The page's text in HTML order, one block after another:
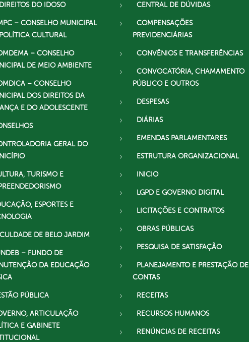
DO IDOSO
– CONSELHO MUNICIPAL
CULTURAL
– CONSELHO
DE MEIO AMBIENTE
– CONSELHO
DOS DIREITOS DA
E DO ADOLESCENTE
GERAL DO
TURISMO E
ESPORTES E
DE BELO JARDIM
– FUNDO DE
DA EDUCAÇÃO
PÚBLICA
ARTICULAÇÃO
E GABINETE
CENTRAL DE DÚVIDAS
COMPENSAÇÕES
PREVIDENCIÁRIAS
CONVÊNIOS E TRANSFERÊNCIAS
CONVOCATÓRIA, CHAMAMENTO
PÚBLICO E OUTROS
DESPESAS
DIÁRIAS
EMENDAS PARLAMENTARES
ESTRUTURA ORGANIZACIONAL
INICIO
LGPD E GOVERNO DIGITAL
LICITAÇÕES E CONTRATOS
OBRAS PÚBLICAS
PESQUISA DE SATISFAÇÃO
PLANEJAMENTO E PRESTAÇÃO DE
CONTAS
RECEITAS
RECURSOS HUMANOS
RENÚNCIAS DE RECEITAS